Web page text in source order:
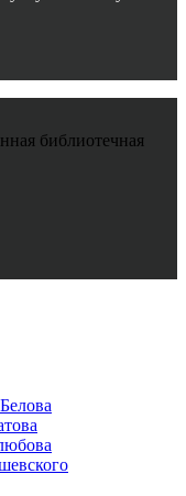
библиотечная